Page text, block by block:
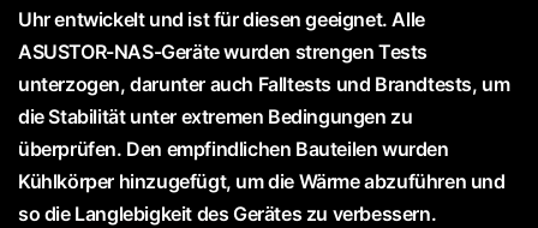
Uhr entwickelt und ist für diesen geeignet. Alle
ASUSTOR-NAS-Geräte wurden strengen Tests
unterzogen, darunter auch Falltests und Brandtests, um
die Stabilität unter extremen Bedingungen zu
überprüfen. Den empfindlichen Bauteilen wurden
Kühlkörper hinzugefügt, um die Wärme abzuführen und
so die Langlebigkeit des Gerätes zu verbessern.